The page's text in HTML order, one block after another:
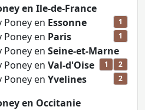
en Ile-de-France
Poney en Essonne 1
Poney en Paris 1
Poney en Seine-et-Marne
2
Poney en Val-d'Oise 1
Poney en Yvelines 2
en Occitanie